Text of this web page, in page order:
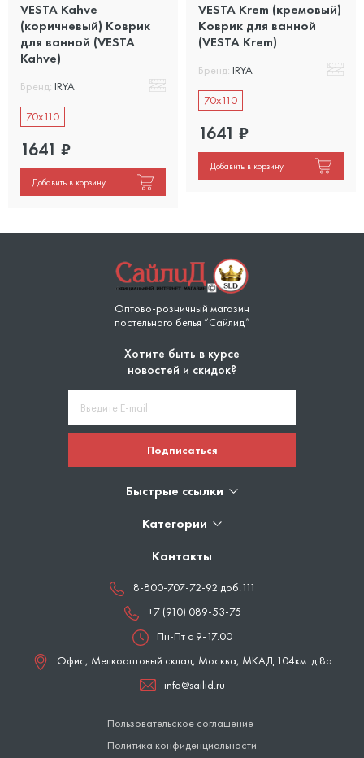
VESTA Kahve
(коричневый) Коврик
для ванной (VESTA
Kahve)
Бренд: IRYA
70x110
1641 ₽
Добавить в корзину
VESTA Krem (кремовый)
Коврик для ванной
(VESTA Krem)
Бренд: IRYA
70x110
1641 ₽
Добавить в корзину
Оптово-розничный магазин
постельного белья “Сайлид”
Хотите быть в курсе
новостей и скидок?
Подписаться
Быстрые ссылки
Категории
Контакты
8-800-707-72-92 доб.111
+7 (910) 089-53-75
Пн-Пт с 9-17.00
Офис, Мелкооптовый склад, Москва, МКАД 104км. д.8а
info@sailid.ru
Пользовательское соглашение
Политика конфиденциальности